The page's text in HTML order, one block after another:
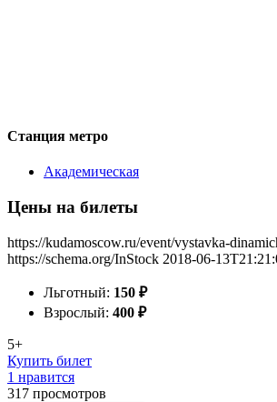
Станция метро
Академическая
Цены на билеты
https://kudamoscow.ru/event/vystavka-
https://schema.org/InStock 2018-06-
Льготный: 150 ₽
Взрослый: 400 ₽
5+
Купить билет
1 нравится
317 просмотров